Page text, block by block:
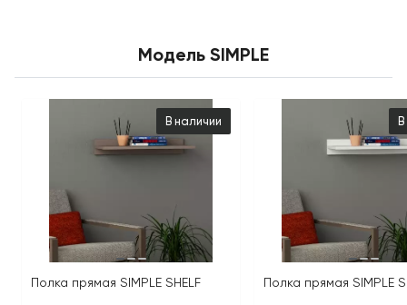
Модель SIMPLE
В наличии
Полка прямая SIMPLE SHELF Полка прямая SIMPLE